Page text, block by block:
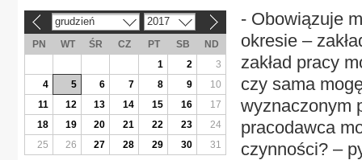
- Obowiązuje
okresie –
zakład pracy
czy sama
wyznaczonym
pracodawca
czynności? –
grudzień 2017
PN WT ŚR CZ PT SB
ND
1
2
3
4
5 6 7 8 9
10
11
12 13 14 15 16
17
18
19 20 21 22 23
24
25
26 27 28 29 30 31